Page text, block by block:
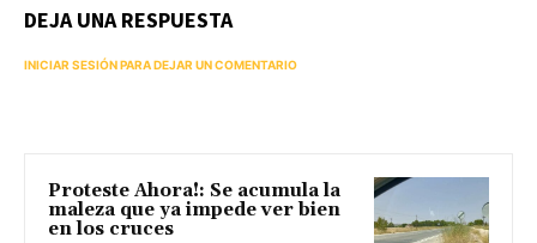
DEJA UNA RESPUESTA
INICIAR SESIÓN PARA DEJAR UN COMENTARIO
Proteste Ahora!: Se acumula la
maleza que ya impede ver bien
en los cruces